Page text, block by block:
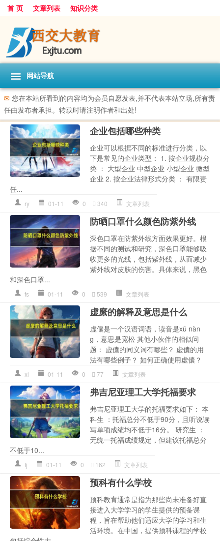
首 页 文章列表 知识分类
网站导航
✉ 您在本站所看到的内容均为会员自愿发表,并不代表本站立场,所有责
任由发布者承担。转载时请注明作者和出处!
企业包括哪些种类
企业可以根据不同的标准进行分类，以
下是常见的企业类型： 1. 按企业规模分
类 ： 大型企业 中型企业 小型企业 微型
企业 2. 按企业法律形式分类 ： 有限责
任...
ry 01-11 0 340 文章列表
防晒口罩什么颜色防紫外线
深色口罩在防紫外线方面效果更好。根
据不同的测试和研究，深色口罩能够吸
收更多的光线，包括紫外线，从而减少
紫外线对皮肤的伤害。具体来说，黑色
和深色口罩...
fs 01-11 0 539 文章列表
虚縻的解释及意思是什么
虚儾是一个汉语词语，读音是xū nàn
g，意思是宽松 其他小伙伴的相似问
题： 虚儾的同义词有哪些？ 虚儾的用
法有哪些例子？ 如何正确使用虚儾？
xl 01-11 0 77 文章列表
弗吉尼亚理工大学托福要求
弗吉尼亚理工大学的托福要求如下： 本
科生 ：托福总分不低于90分，且听说读
写单项成绩均不低于16分。 研究生 ：
无统一托福成绩规定，但建议托福总分
不低于10...
fj 01-11 0 162 文章列表
预科有什么学校
预科教育通常是指为那些尚未准备好直
接进入大学学习的学生提供的预备课
程，旨在帮助他们适应大学的学习和生
活环境。在中国，提供预科课程的学校